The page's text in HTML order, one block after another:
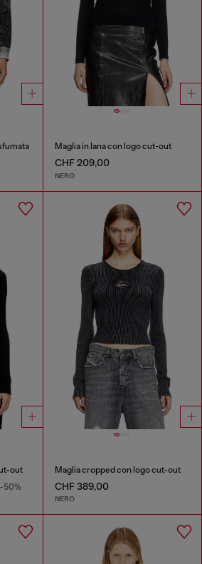
Maglia in lana con logo cut-out
CHF 209,00
NERO
out
-50%
Maglia cropped con logo cut-out
CHF 389,00
NERO